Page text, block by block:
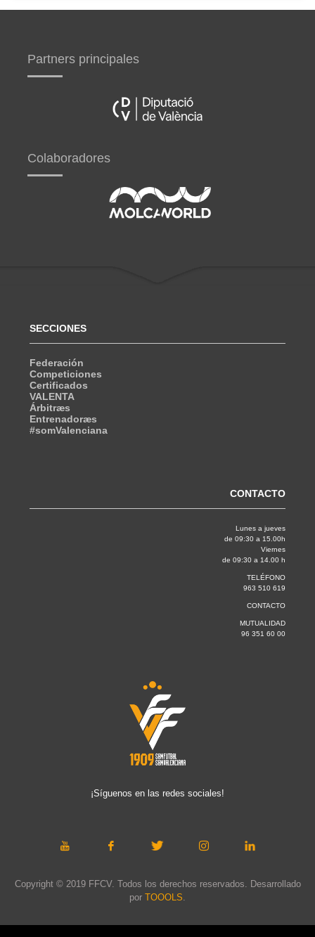
Partners principales
Colaboradores
SECCIONES
Federación
Competiciones
Certificados
VALENTA
Árbitræs
Entrenadoræs
#somValenciana
CONTACTO
Lunes a jueves
de 09:30 a 15.00h
Viernes
de 09:30 a 14.00 h
TELÉFONO
963 510 619
CONTACTO
MUTUALIDAD
96 351 60 00
¡Síguenos en las redes sociales!
Copyright © 2019 FFCV. Todos los derechos reservados. Desarrollado
por TOOOLS.